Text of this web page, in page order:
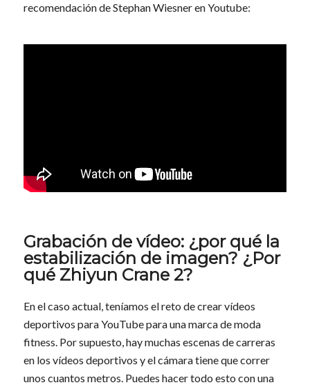
recomendación de Stephan Wiesner en Youtube:
Grabación de vídeo: ¿por qué la
estabilización de imagen? ¿Por
qué Zhiyun Crane 2?
En el caso actual, teníamos el reto de crear vídeos
deportivos para YouTube para una marca de moda
fitness. Por supuesto, hay muchas escenas de carreras
en los vídeos deportivos y el cámara tiene que correr
unos cuantos metros. Puedes hacer todo esto con una